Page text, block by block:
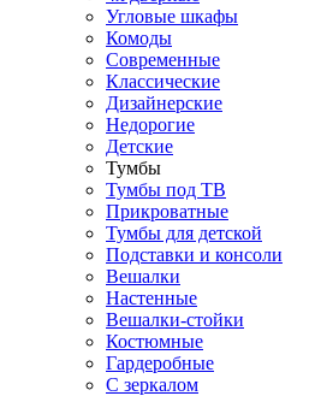
Угловые шкафы
Комоды
Современные
Классические
Дизайнерские
Недорогие
Детские
Тумбы
Тумбы под ТВ
Прикроватные
Тумбы для детской
Подставки и консоли
Вешалки
Настенные
Вешалки-стойки
Костюмные
Гардеробные
С зеркалом